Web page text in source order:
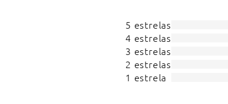
5 estrelas
4 estrelas
3 estrelas
2 estrelas
1 estrela